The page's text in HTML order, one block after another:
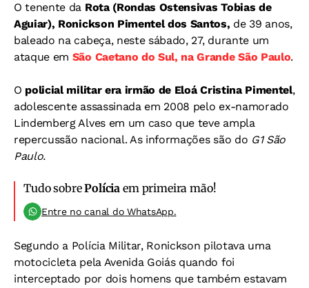
O tenente da Rota (Rondas Ostensivas Tobias de
Aguiar), Ronickson Pimentel dos Santos, de 39 anos,
baleado na cabeça, neste sábado, 27, durante um
ataque em São Caetano do Sul, na Grande São Paulo.
O policial militar era irmão de Eloá Cristina Pimentel,
adolescente assassinada em 2008 pelo ex-namorado
Lindemberg Alves em um caso que teve ampla
repercussão nacional. As informações são do G1 São
Paulo.
Tudo sobrePolícia em primeira mão!
Entre no canal do WhatsApp.
Segundo a Polícia Militar, Ronickson pilotava uma
motocicleta pela Avenida Goiás quando foi
interceptado por dois homens que também estavam